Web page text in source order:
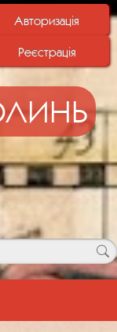
Авторизація
Реєстрація